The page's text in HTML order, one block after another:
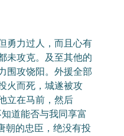
力过人，而且心有
未攻克。及至其他的
围攻饶阳。外援全部
火而死，城遂被攻
立在马前，然后
道能否与我同享富
朝的忠臣，绝没有投